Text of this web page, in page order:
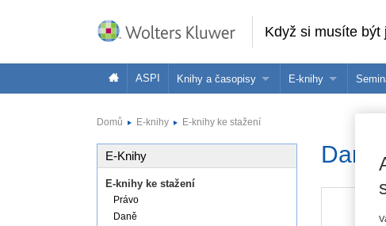
Když si musíte být
ASPI Knihy a časopisy
Knihy
E-knihy
Jak na naše e-
Půjčit si e-knihu
Domů E-knihy E-knihy ke stažení
Daně
E-Knihy
E-knihy ke stažení
Právo
Daně